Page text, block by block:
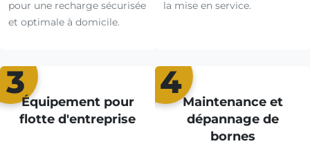
pour une recharge sécurisée
et optimale à domicile.
la mise en service.
3
Équipement pour
flotte d'entreprise
4
Maintenance et
dépannage de
bornes